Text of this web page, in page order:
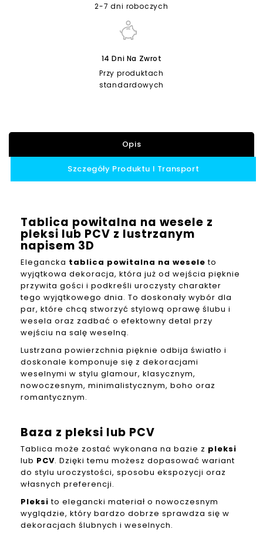
2-7 dni roboczych
14 Dni Na Zwrot
Przy produktach
standardowych
Opis
Szczegóły Produktu I Transport
Tablica powitalna na wesele z
pleksi lub PCV z lustrzanym
napisem 3D
Elegancka tablica powitalna na wesele to
wyjątkowa dekoracja, która już od wejścia pięknie
przywita gości i podkreśli uroczysty charakter
tego wyjątkowego dnia. To doskonały wybór dla
par, które chcą stworzyć stylową oprawę ślubu i
wesela oraz zadbać o efektowny detal przy
wejściu na salę weselną.
Lustrzana powierzchnia pięknie odbija światło i
doskonale komponuje się z dekoracjami
weselnymi w stylu glamour, klasycznym,
nowoczesnym, minimalistycznym, boho oraz
romantycznym.
Baza z pleksi lub PCV
Tablica może zostać wykonana na bazie z pleksi
lub PCV. Dzięki temu możesz dopasować wariant
do stylu uroczystości, sposobu ekspozycji oraz
własnych preferencji.
Pleksi to elegancki materiał o nowoczesnym
wyglądzie, który bardzo dobrze sprawdza się w
dekoracjach ślubnych i weselnych.